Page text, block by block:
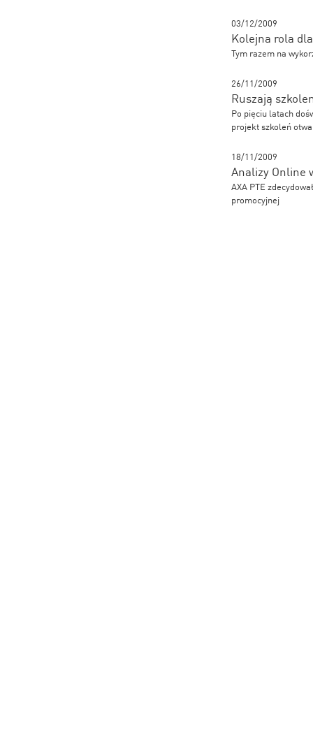
03/12/2009
Kolejna rola
Tym razem na
26/11/2009
Ruszają
Po pięciu latach
projekt szkoleń
18/11/2009
Analizy Online
AXA PTE
promocyjnej